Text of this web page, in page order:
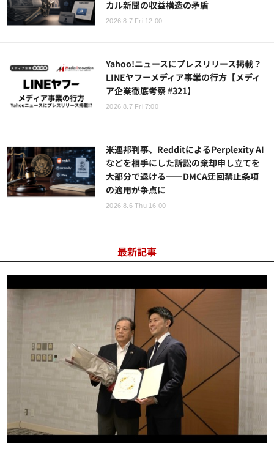
カル新聞の収益構造の矛盾
2026.8.7 Fri 12:00
Yahoo!ニュースにプレスリリース掲載？
LINEヤフーメディア事業の行方【メディ
ア企業徹底考察 #321】
2026.8.7 Fri 7:00
米連邦判事、RedditによるPerplexity AI
などを相手にした訴訟の棄却申し立てを
大部分で退ける——DMCA迂回禁止条項
の適用が争点に
2026.8.6 Thu 16:00
最新記事